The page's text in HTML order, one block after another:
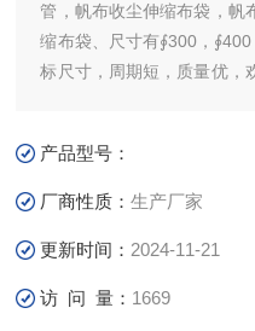
管，帆布收尘伸缩布袋，帆
缩布袋、尺寸有∮300，
标尺寸，周期短，质量优，
耐磨帆布内外袋一体型伸缩
产品型号：
厂商性质：生产厂家
更新时间： 2024-11-21
访 问 量： 1669